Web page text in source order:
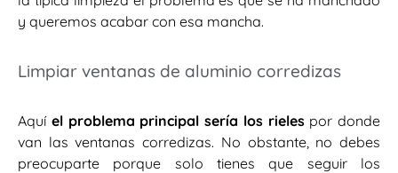
y queremos acabar con esa mancha.
Limpiar ventanas de aluminio corredizas
Aquí el problema principal sería los rielespor donde
van las ventanas corredizas. No obstante, no debes
preocuparte porque solo tienes que seguir los